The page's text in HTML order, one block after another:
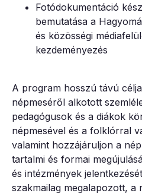
Fotódokumentáció
bemutatása a
és közösségi
kezdeményezés
A program hosszú távú
népmeséről alkotott
pedagógusok és a diákok
népmesével és a folklórral
valamint hozzájáruljon a
tartalmi és formai
és intézmények
szakmailag megalapozott, a